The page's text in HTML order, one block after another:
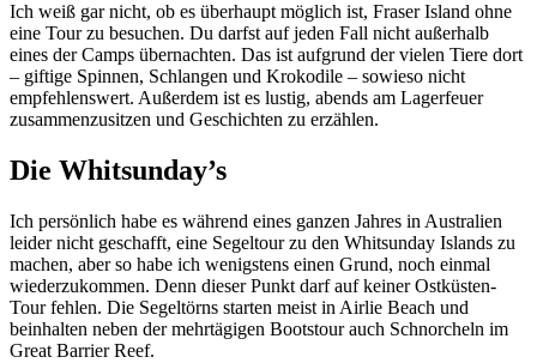
Ich weiß gar nicht, ob es überhaupt möglich ist, Fraser Island ohne
eine Tour zu besuchen. Du darfst auf jeden Fall nicht außerhalb
eines der Camps übernachten. Das ist aufgrund der vielen Tiere dort
– giftige Spinnen, Schlangen und Krokodile – sowieso nicht
empfehlenswert. Außerdem ist es lustig, abends am Lagerfeuer
zusammenzusitzen und Geschichten zu erzählen.
Die Whitsunday’s
Ich persönlich habe es während eines ganzen Jahres in Australien
leider nicht geschafft, eine Segeltour zu den Whitsunday Islands zu
machen, aber so habe ich wenigstens einen Grund, noch einmal
wiederzukommen. Denn dieser Punkt darf auf keiner Ostküsten-
Tour fehlen. Die Segeltörns starten meist in Airlie Beach und
beinhalten neben der mehrtägigen Bootstour auch Schnorcheln im
Great Barrier Reef.